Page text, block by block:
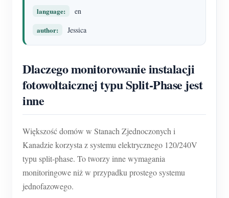
Licznik wirtualny
System prognozowania i symulacji energii
Monitor energii systemu PV
Monitor zużycia energii elektrycznej
Automatyka domowa
Monitorowanie energii w fabryce
Sklep
Szybki start produktu
Dokumentacja
Film instruktażowy
FAQ
Aktualności
Społeczność
Program współtwórców
Centrum współtwórców
Aktywności IAMMETER
Rozwiązania
Kontakt
O nas
language:
en
author:
Jessica
Dlaczego monitorowanie instalacji
fotowoltaicznej typu Split-Phase jest
inne
Większość domów w Stanach Zjednoczonych i
Kanadzie korzysta z systemu elektrycznego 120/240V
typu split-phase. To tworzy inne wymagania
monitoringowe niż w przypadku prostego systemu
jednofazowego.